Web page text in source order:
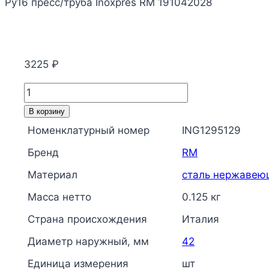
Ру16 пресс/труба Inoxpres RM 191042028
3225 ₽
Количество
товара
нерж
AISI
Дн
42х28
Ру16
В корзину
Номенклатурный номер
ING1295129
Бренд
RM
Материал
сталь
Масса нетто
0.125 кг
Страна происхождения
Италия
Диаметр наружный, мм
42
Единица измерения
шт